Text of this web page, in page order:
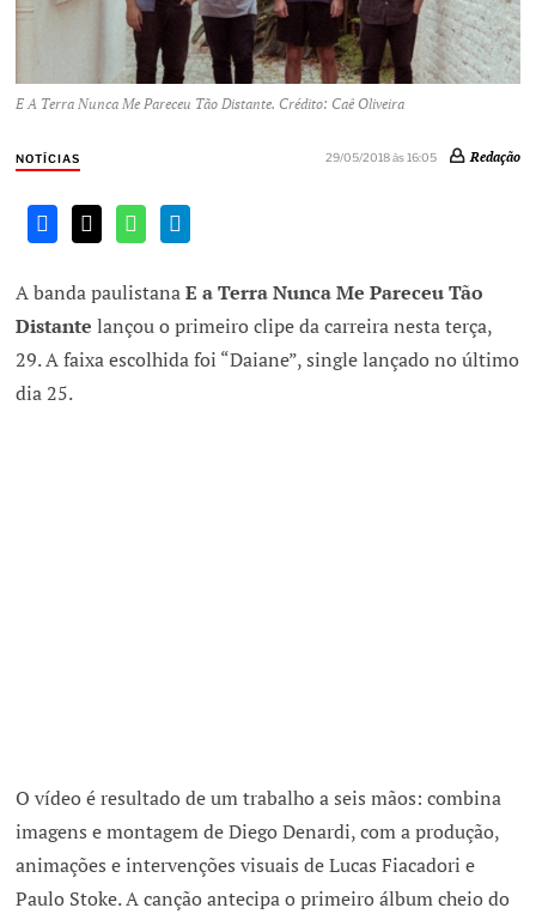
E A Terra Nunca Me Pareceu Tão Distante. Crédito: Caê Oliveira
NOTÍCIAS 29/05/2018 às 16:05 Redação
A banda paulistanaE a Terra Nunca Me Pareceu Tão
Distante lançou o primeiro clipe da carreira nesta terça,
29. A faixa escolhida foi “Daiane”, single lançado no último
dia 25.
O vídeo é resultado de um trabalho a seis mãos: combina
imagens e montagem de Diego Denardi, com a produção,
animações e intervenções visuais de Lucas Fiacadori e
Paulo Stoke. A canção antecipa o primeiro álbum cheio do